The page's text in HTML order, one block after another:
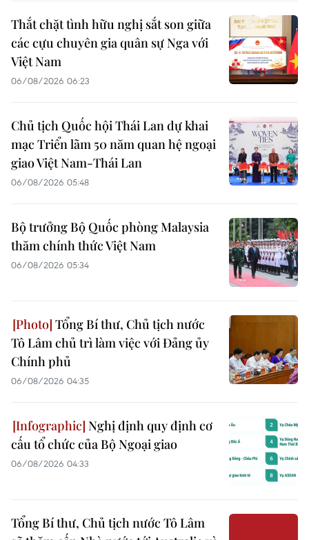
Thắt chặt tình hữu nghị sắt son giữa
các cựu chuyên gia quân sự Nga với
Việt Nam
06/08/2026 06:23
Chủ tịch Quốc hội Thái Lan dự khai
mạc Triển lãm 50 năm quan hệ ngoại
giao Việt Nam-Thái Lan
06/08/2026 05:48
Bộ trưởng Bộ Quốc phòng Malaysia
thăm chính thức Việt Nam
06/08/2026 05:34
Tổng Bí thư, Chủ tịch nước
Tô Lâm chủ trì làm việc với Đảng ủy
Chính phủ
06/08/2026 04:35
Nghị định quy định cơ
cấu tổ chức của Bộ Ngoại giao
06/08/2026 04:33
Tổng Bí thư, Chủ tịch nước Tô Lâm